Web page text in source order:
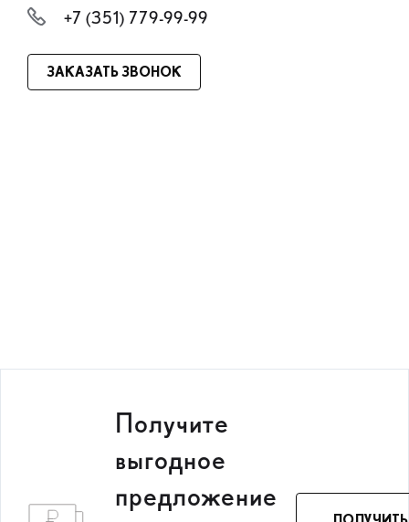
+7 (351) 779-99-99
ЗАКАЗАТЬ ЗВОНОК
Получитe
выгодное
предложение